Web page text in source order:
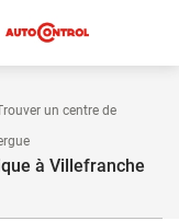
un centre de
à Villefranche